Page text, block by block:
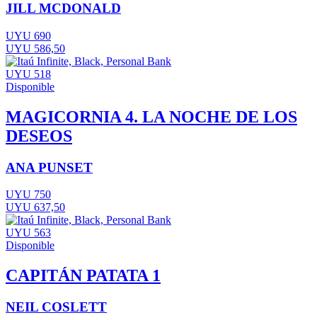
JILL MCDONALD
UYU 690
UYU 586,50
UYU 518
Disponible
MAGICORNIA 4. LA NOCHE DE LOS
DESEOS
ANA PUNSET
UYU 750
UYU 637,50
UYU 563
Disponible
CAPITÁN PATATA 1
NEIL COSLETT